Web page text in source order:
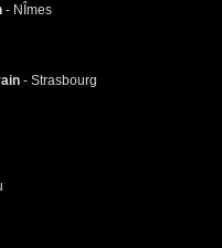
- NÎmes
- Strasbourg